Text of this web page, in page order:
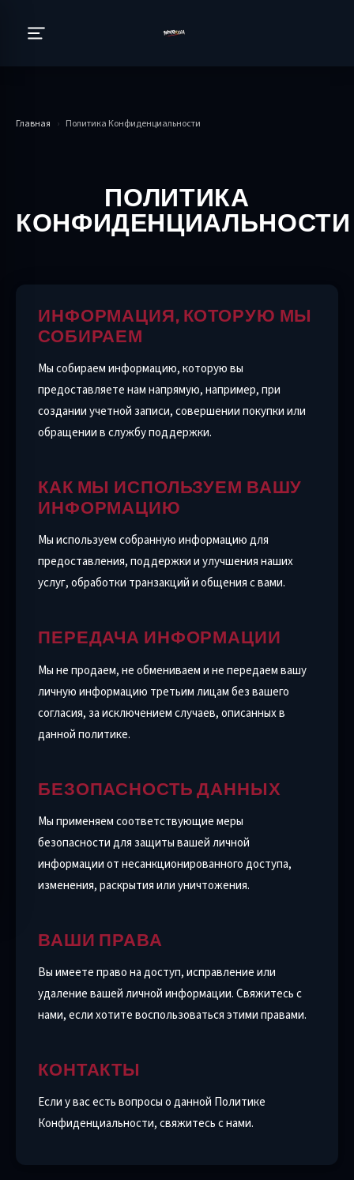
Главная › Политика Конфиденциальности
ПОЛИТИКА
КОНФИДЕНЦИАЛЬНОСТИ
ИНФОРМАЦИЯ, КОТОРУЮ МЫ
СОБИРАЕМ
Мы собираем информацию, которую вы
предоставляете нам напрямую, например, при
создании учетной записи, совершении покупки или
обращении в службу поддержки.
КАК МЫ ИСПОЛЬЗУЕМ ВАШУ
ИНФОРМАЦИЮ
Мы используем собранную информацию для
предоставления, поддержки и улучшения наших
услуг, обработки транзакций и общения с вами.
ПЕРЕДАЧА ИНФОРМАЦИИ
Мы не продаем, не обмениваем и не передаем вашу
личную информацию третьим лицам без вашего
согласия, за исключением случаев, описанных в
данной политике.
БЕЗОПАСНОСТЬ ДАННЫХ
Мы применяем соответствующие меры
безопасности для защиты вашей личной
информации от несанкционированного доступа,
изменения, раскрытия или уничтожения.
ВАШИ ПРАВА
Вы имеете право на доступ, исправление или
удаление вашей личной информации. Свяжитесь с
нами, если хотите воспользоваться этими правами.
КОНТАКТЫ
Если у вас есть вопросы о данной Политике
Конфиденциальности, свяжитесь с нами.